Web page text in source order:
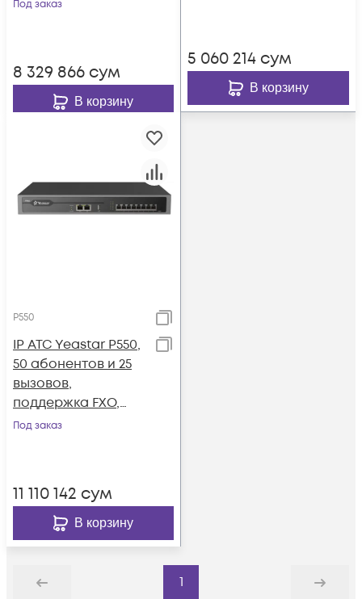
Под заказ
8 329 866 сум
В корзину
5 060 214 сум
В корзину
P550
IP АТС Yeastar P550,
50 абонентов и 25
вызовов,
поддержка FXO,
FXS, GSM, BRI
Под заказ
11 110 142 сум
В корзину
Назад
1
Дальше